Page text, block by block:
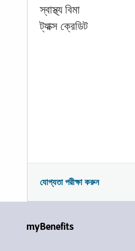
স্বাস্থ্য বিমা
ট্যাক্স ক্রেডিট
যোগ্যতা পরীক্ষা করুন
myBenefits